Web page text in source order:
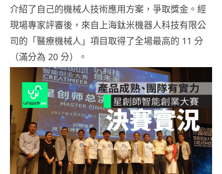
介紹了自己的機械人技術應用方案，爭取獎金。經
現場專家評審後，來自上海鈦米機器人科技有限公
司的「醫療機械人」項目取得了全場最高的 11 分
（滿分為 20 分）。